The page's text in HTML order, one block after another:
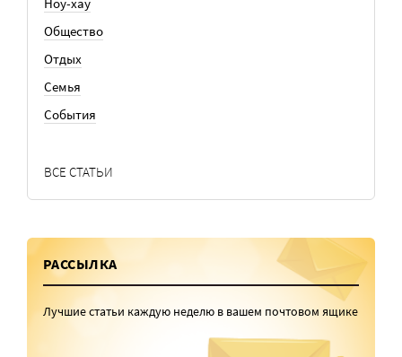
Общество
Отдых
Семья
События
ВСЕ СТАТЬИ
РАССЫЛКА
Лучшие статьи каждую неделю в вашем почтовом ящике